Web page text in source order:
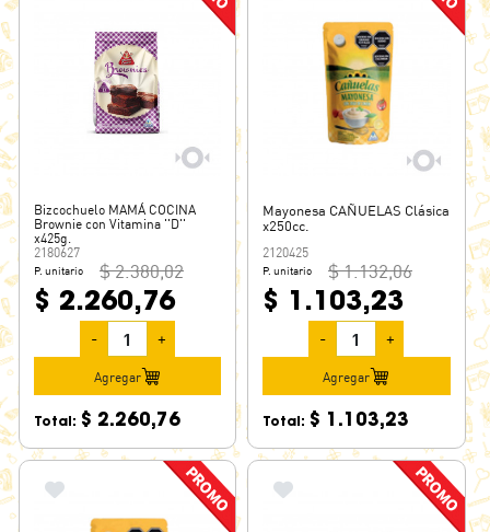
Bizcochuelo MAMÁ COCINA
Brownie con Vitamina ''D''
x425g.
2180627
P. unitario $ 2.380,02
$ 2.260,76
- +
Agregar
Total: $ 2.260,76
Mayonesa CAÑUELAS Clásica
x250cc.
2120425
P. unitario $ 1.132,06
$ 1.103,23
- +
Agregar
Total: $ 1.103,23